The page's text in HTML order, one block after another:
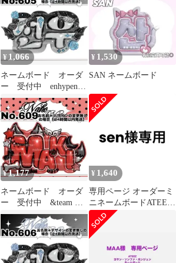
¥1,066
ネームボード オーダ
ー 受付中 enhypen
ソヌ ネムボ エナ
プ ミニサイズ
¥ 1,530
SAN ネームボード
¥1,177
ネームボード オーダ
ー 受付中 &team マ
キ ネムボ エンティ
ーム ミニ
¥ 1,640
専用ページ オーダーミ
ニネームボードATEEZ
ソンファ スマホ用 反射
シート